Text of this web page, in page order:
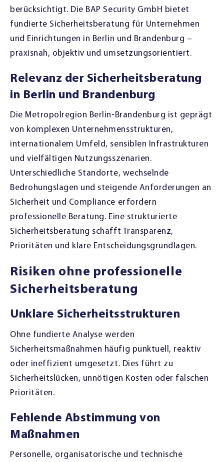
berücksichtigt. Die BAP Security GmbH bietet
fundierte Sicherheitsberatung für Unternehmen
und Einrichtungen in Berlin und Brandenburg –
praxisnah, objektiv und umsetzungsorientiert.
Relevanz der Sicherheitsberatung
in Berlin und Brandenburg
Die Metropolregion Berlin-Brandenburg ist geprägt
von komplexen Unternehmensstrukturen,
internationalem Umfeld, sensiblen Infrastrukturen
und vielfältigen Nutzungsszenarien.
Unterschiedliche Standorte, wechselnde
Bedrohungslagen und steigende Anforderungen an
Sicherheit und Compliance erfordern
professionelle Beratung. Eine strukturierte
Sicherheitsberatung schafft Transparenz,
Prioritäten und klare Entscheidungsgrundlagen.
Risiken ohne professionelle
Sicherheitsberatung
Unklare Sicherheitsstrukturen
Ohne fundierte Analyse werden
Sicherheitsmaßnahmen häufig punktuell, reaktiv
oder ineffizient umgesetzt. Dies führt zu
Sicherheitslücken, unnötigen Kosten oder falschen
Prioritäten.
Fehlende Abstimmung von
Maßnahmen
Personelle, organisatorische und technische